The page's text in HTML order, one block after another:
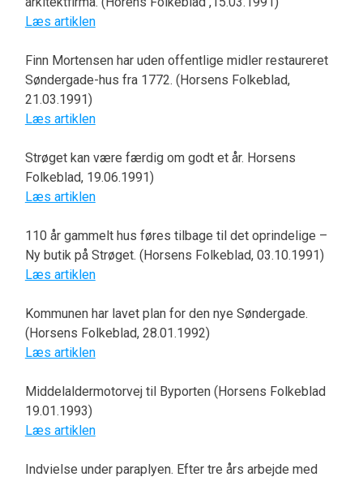
Læs artiklen
Finn Mortensen har uden offentlige midler restaureret
Søndergade-hus fra 1772. (Horsens Folkeblad,
21.03.1991)
Læs artiklen
Strøget kan være færdig om godt et år. Horsens
Folkeblad, 19.06.1991)
Læs artiklen
110 år gammelt hus føres tilbage til det oprindelige –
Ny butik på Strøget. (Horsens Folkeblad, 03.10.1991)
Læs artiklen
Kommunen har lavet plan for den nye Søndergade.
(Horsens Folkeblad, 28.01.1992)
Læs artiklen
Middelaldermotorvej til Byporten (Horsens Folkeblad
19.01.1993)
Læs artiklen
Indvielse under paraplyen. Efter tre års arbejde med